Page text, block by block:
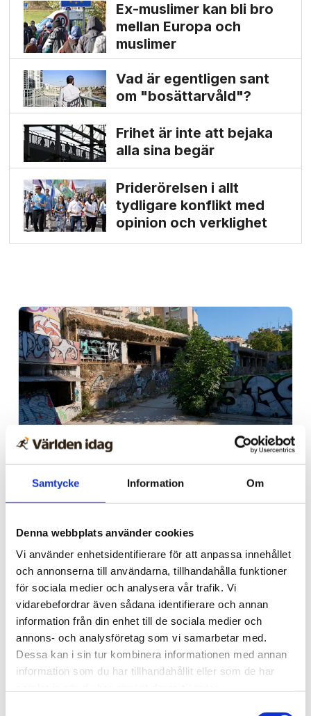
Samtycke Information Om
Denna webbplats använder cookies
Vi använder enhetsidentifierare för att anpassa innehållet
och annonserna till användarna, tillhandahålla funktioner
för sociala medier och analysera vår trafik. Vi
vidarebefordrar även sådana identifierare och annan
information från din enhet till de sociala medier och
annons- och analysföretag som vi samarbetar med.
Dessa kan i sin tur kombinera informationen med annan
information som du har tillhandahållit eller som de har
Ex-muslimer kan bli bro
mellan Europa och
muslimer
Vad är egentligen sant
om "bosättarvåld"?
Frihet är inte att bejaka
alla sina begär
Priderörelsen i allt
tydligare konflikt med
opinion och verklighet
Skotsk missionär hittad
boxare misstänkt